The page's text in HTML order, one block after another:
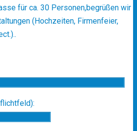
für ca. 30 Personen,begrüßen wir
(Hochzeiten, Firmenfeier,